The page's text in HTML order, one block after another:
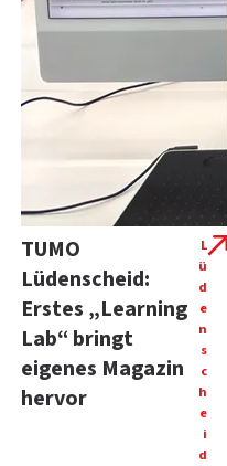
TUMO
Lüdenscheid:
Erstes „Learning
Lab“ bringt
eigenes Magazin
hervor
L
ü
d
e
n
s
c
h
e
i
d